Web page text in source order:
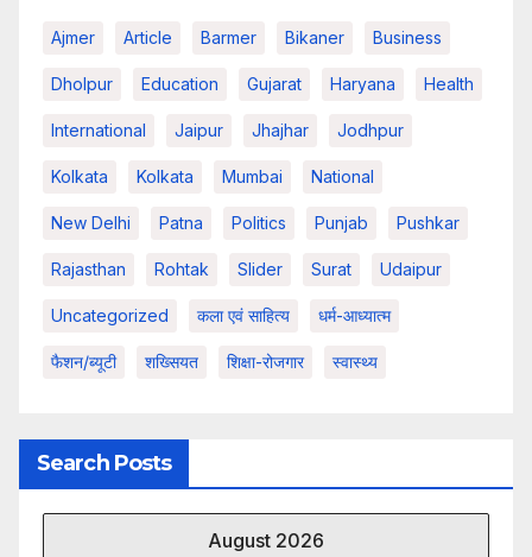
Ajmer Article Barmer Bikaner Business
Dholpur Education Gujarat Haryana Health
International Jaipur Jhajhar Jodhpur
Kolkata Kolkata Mumbai National
New Delhi Patna Politics Punjab Pushkar
Rajasthan Rohtak Slider Surat Udaipur
Uncategorized कला एवं साहित्य धर्म-आध्यात्म
फैशन/ब्यूटी शख्सियत शिक्षा-रोजगार स्वास्थ्य
Search Posts
August 2026